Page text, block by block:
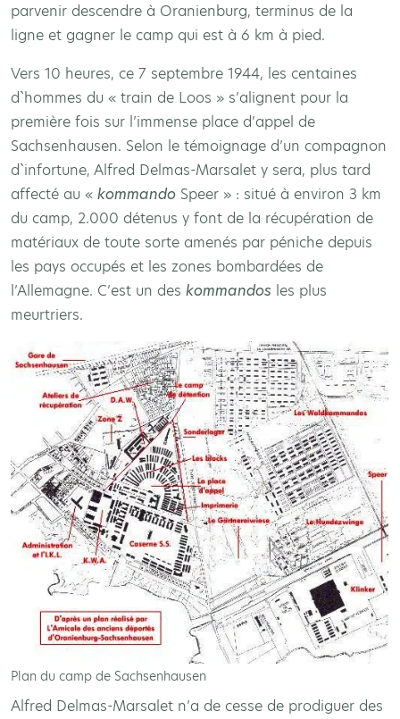
parvenir descendre à Oranienburg, terminus de la
ligne et gagner le camp qui est à 6 km à pied.
Vers 10 heures, ce 7 septembre 1944, les centaines
d`hommes du « train de Loos » s’alignent pour la
première fois sur l’immense place d’appel de
Sachsenhausen. Selon le témoignage d’un compagnon
d`infortune, Alfred Delmas-Marsalet y sera, plus tard
affecté au « kommando Speer » : situé à environ 3 km
du camp, 2.000 détenus y font de la récupération de
matériaux de toute sorte amenés par péniche depuis
les pays occupés et les zones bombardées de
l’Allemagne. C’est un des kommandos les plus
meurtriers.
Plan du camp de Sachsenhausen
Alfred Delmas-Marsalet n’a de cesse de prodiguer des